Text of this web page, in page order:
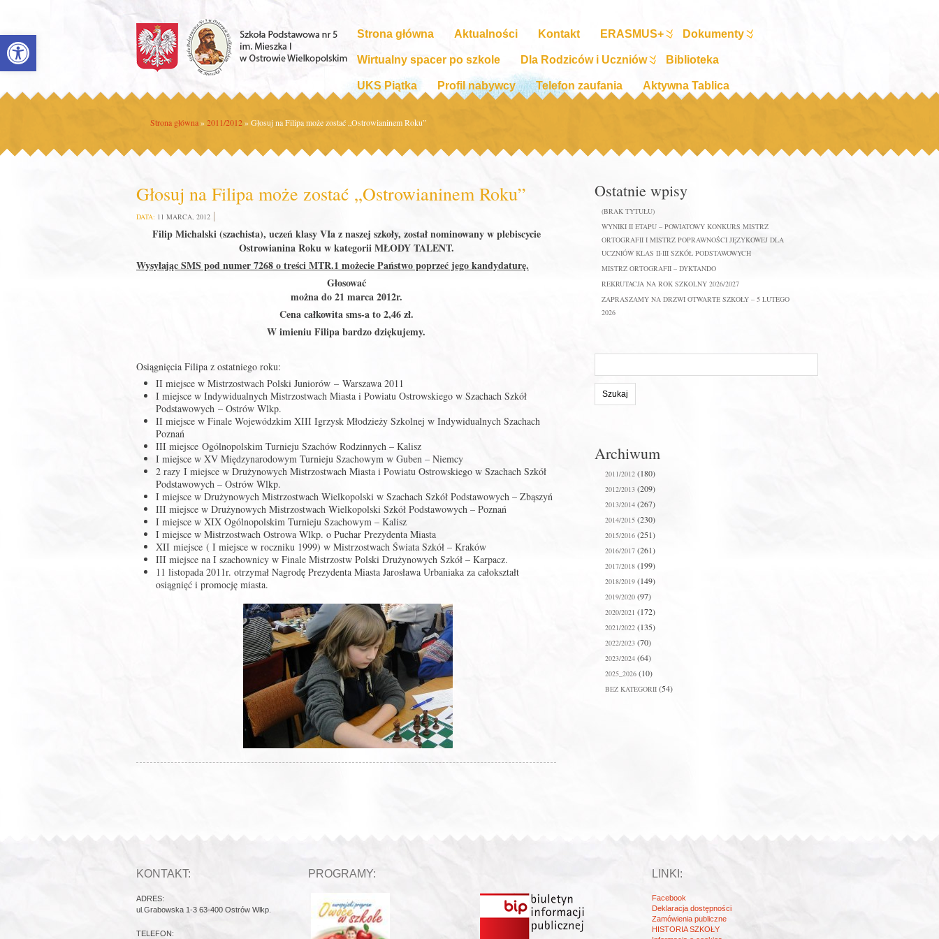
Open toolbar Strona główna Aktualności Kontakt ERASMUS+ Dokumenty
Wirtualny spacer po szkole Dla Rodziców i Uczniów Biblioteka
UKS Piątka Profil nabywcy Telefon zaufania Aktywna Tablica
Strona główna»2011/2012»Głosuj na Filipa może zostać „Ostrowianinem Roku”
Głosuj na Filipa może zostać „Ostrowianinem Roku”
DATA: 11 MARCA, 2012
Filip Michalski (szachista), uczeń klasy VIa z naszej szkoły, został nominowany w plebiscycie
Ostrowianina Roku w kategorii MŁODY TALENT.
Wysyłając SMS pod numer 7268 o treści MTR.1 możecie Państwo poprzeć jego kandydaturę.
Głosować
można do 21 marca 2012r.
Cena całkowita sms-a to 2,46 zł.
W imieniu Filipa bardzo dziękujemy.
Osiągnięcia Filipa z ostatniego roku:
II miejsce w Mistrzostwach Polski Juniorów – Warszawa 2011
I miejsce w Indywidualnych Mistrzostwach Miasta i Powiatu Ostrowskiego w Szachach Szkół
Podstawowych – Ostrów Wlkp.
II miejsce w Finale Wojewódzkim XIII Igrzysk Młodzieży Szkolnej w Indywidualnych Szachach
Poznań
III miejsce Ogólnopolskim Turnieju Szachów Rodzinnych – Kalisz
I miejsce w XV Międzynarodowym Turnieju Szachowym w Guben – Niemcy
2 razy I miejsce w Drużynowych Mistrzostwach Miasta i Powiatu Ostrowskiego w Szachach Szkół
Podstawowych – Ostrów Wlkp.
I miejsce w Drużynowych Mistrzostwach Wielkopolski w Szachach Szkół Podstawowych – Zbąszyń
III miejsce w Drużynowych Mistrzostwach Wielkopolski Szkół Podstawowych – Poznań
I miejsce w XIX Ogólnopolskim Turnieju Szachowym – Kalisz
I miejsce w Mistrzostwach Ostrowa Wlkp. o Puchar Prezydenta Miasta
XII miejsce ( I miejsce w roczniku 1999) w Mistrzostwach Świata Szkół – Kraków
III miejsce na I szachownicy w Finale Mistrzostw Polski Drużynowych Szkół – Karpacz.
11 listopada 2011r. otrzymał Nagrodę Prezydenta Miasta Jarosława Urbaniaka za całokształt
osiągnięć i promocję miasta.
Ostatnie wpisy
(BRAK TYTUŁU)
WYNIKI II ETAPU – POWIATOWY KONKURS MISTRZ
ORTOGRAFII I MISTRZ POPRAWNOŚCI JĘZYKOWEJ DLA
UCZNIÓW KLAS II-III SZKÓŁ PODSTAWOWYCH
MISTRZ ORTOGRAFII – DYKTANDO
REKRUTACJA NA ROK SZKOLNY 2026/2027
ZAPRASZAMY NA DRZWI OTWARTE SZKOŁY – 5 LUTEGO
2026
stronie:
Archiwum
2011/2012 (180)
2012/2013 (209)
2013/2014 (267)
2014/2015 (230)
2015/2016 (251)
2016/2017 (261)
2017/2018 (199)
2018/2019 (149)
2019/2020 (97)
2020/2021 (172)
2021/2022 (135)
2022/2023 (70)
2023/2024 (64)
2025_2026 (10)
BEZ KATEGORII (54)
KONTAKT:
ADRES:
ul.Grabowska 1-3 63-400 Ostrów Wlkp.
TELEFON:
PROGRAMY: LINKI:
Facebook
Deklaracja dostępności
Zamówienia publiczne
HISTORIA SZKOŁY